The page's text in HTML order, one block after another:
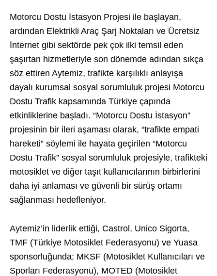
Motorcu Dostu İstasyon Projesi ile başlayan,
ardından Elektrikli Araç Şarj Noktaları ve Ücretsiz
İnternet gibi sektörde pek çok ilki temsil eden
şaşırtan hizmetleriyle son dönemde adından sıkça
söz ettiren Aytemiz, trafikte karşılıklı anlayışa
dayalı kurumsal sosyal sorumluluk projesi Motorcu
Dostu Trafik kapsamında Türkiye çapında
etkinliklerine başladı. “Motorcu Dostu İstasyon”
projesinin bir ileri aşaması olarak, “trafikte empati
hareketi” söylemi ile hayata geçirilen “Motorcu
Dostu Trafik” sosyal sorumluluk projesiyle, trafikteki
motosiklet ve diğer taşıt kullanıcılarının birbirlerini
daha iyi anlaması ve güvenli bir sürüş ortamı
sağlanması hedefleniyor.
Aytemiz’in liderlik ettiği, Castrol, Unico Sigorta,
TMF (Türkiye Motosiklet Federasyonu) ve Yuasa
sponsorluğunda; MKSF (Motosiklet Kullanıcıları ve
Sporları Federasyonu), MOTED (Motosiklet